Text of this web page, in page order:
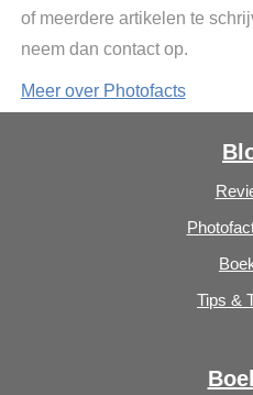
of meerdere artikelen te
neem dan contact op.
Meer over Photofacts
Tips &